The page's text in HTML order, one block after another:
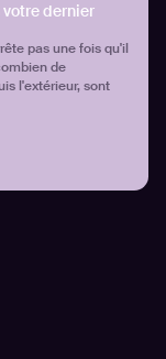
dernier
pas une fois qu'il
de
l'extérieur, sont